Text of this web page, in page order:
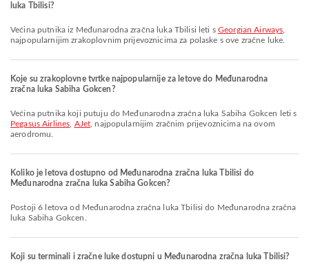
luka Tbilisi?
Većina putnika iz Međunarodna zračna luka Tbilisi leti s Georgian Airways
najpopularnijim zrakoplovnim prijevoznicima za polaske s ove zračne luke.
Koje su zrakoplovne tvrtke najpopularnije za letove do Međunarodna
zračna luka Sabiha Gokcen?
Većina putnika koji putuju do Međunarodna zračna luka Sabiha Gokcen leti s
Pegasus Airlines AJet , najpopularnijim zračnim prijevoznicima na ovom
aerodromu.
Koliko je letova dostupno od Međunarodna zračna luka Tbilisi do
Međunarodna zračna luka Sabiha Gokcen?
Postoji 6 letova od Međunarodna zračna luka Tbilisi do Međunarodna zračna
luka Sabiha Gokcen.
Koji su terminali i zračne luke dostupni u Međunarodna zračna luka Tbilisi?